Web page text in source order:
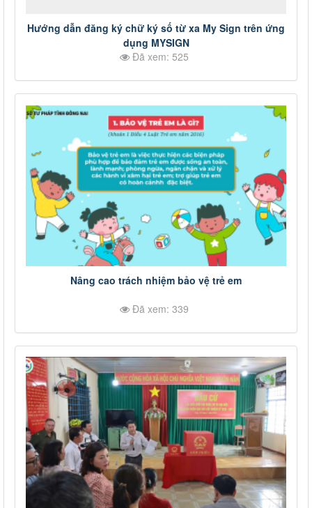
Hướng dẫn đăng ký chữ ký số từ xa My Sign trên ứng
dụng MYSIGN
Đã xem: 525
Nâng cao trách nhiệm bảo vệ trẻ em
Đã xem: 339